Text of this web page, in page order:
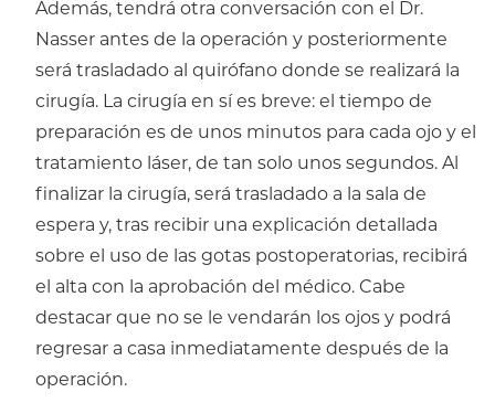
Además, tendrá otra conversación con el Dr.
Nasser antes de la operación y posteriormente
será trasladado al quirófano donde se realizará la
cirugía. La cirugía en sí es breve: el tiempo de
preparación es de unos minutos para cada ojo y el
tratamiento láser, de tan solo unos segundos. Al
finalizar la cirugía, será trasladado a la sala de
espera y, tras recibir una explicación detallada
sobre el uso de las gotas postoperatorias, recibirá
el alta con la aprobación del médico. Cabe
destacar que no se le vendarán los ojos y podrá
regresar a casa inmediatamente después de la
operación.